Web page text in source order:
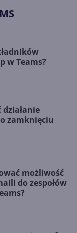
w Teams?
działanie
zamknięciu
możliwość
do zespołów